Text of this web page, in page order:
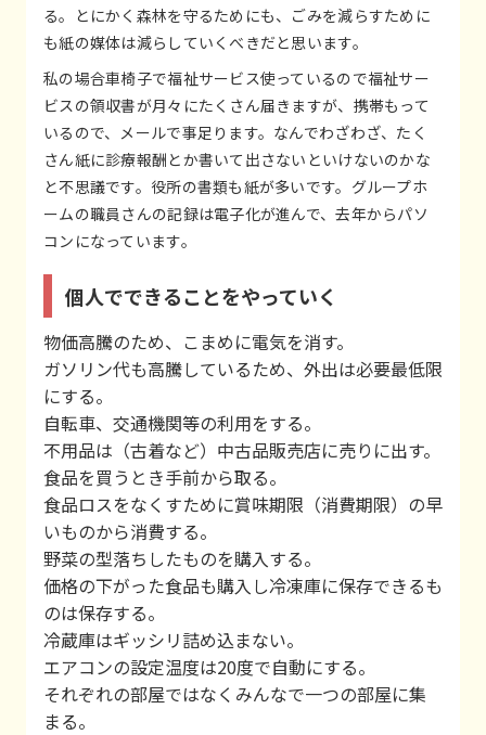
る。とにかく森林を守るためにも、ごみを減らすために
も紙の媒体は減らしていくべきだと思います。
私の場合車椅子で福祉サービス使っているので福祉サー
ビスの領収書が月々にたくさん届きますが、携帯もって
いるので、メールで事足ります。なんでわざわざ、たく
さん紙に診療報酬とか書いて出さないといけないのかな
と不思議です。役所の書類も紙が多いです。グループホ
ームの職員さんの記録は電子化が進んで、去年からパソ
コンになっています。
個人でできることをやっていく
物価高騰のため、こまめに電気を消す。
ガソリン代も高騰しているため、外出は必要最低限
にする。
自転車、交通機関等の利用をする。
不用品は（古着など）中古品販売店に売りに出す。
食品を買うとき手前から取る。
食品ロスをなくすために賞味期限（消費期限）の早
いものから消費する。
野菜の型落ちしたものを購入する。
価格の下がった食品も購入し冷凍庫に保存できるも
のは保存する。
冷蔵庫はギッシリ詰め込まない。
エアコンの設定温度は20度で自動にする。
それぞれの部屋ではなくみんなで一つの部屋に集
まる。